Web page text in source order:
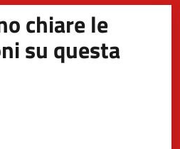
chiare le
su questa